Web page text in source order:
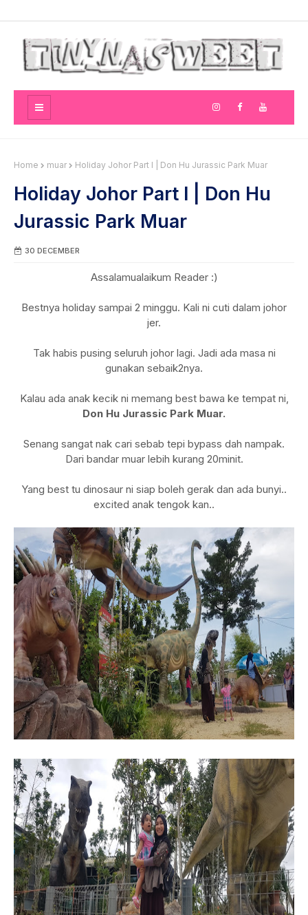
Home muar Holiday Johor Part I | Don Hu Jurassic Park Muar
Holiday Johor Part I | Don Hu
Jurassic Park Muar
30 DECEMBER
Assalamualaikum Reader :)
Bestnya holiday sampai 2 minggu. Kali ni cuti dalam johor
jer.
Tak habis pusing seluruh johor lagi. Jadi ada masa ni
gunakan sebaik2nya.
Kalau ada anak kecik ni memang best bawa ke tempat ni,
Don Hu Jurassic Park Muar.
Senang sangat nak cari sebab tepi bypass dah nampak.
Dari bandar muar lebih kurang 20minit.
Yang best tu dinosaur ni siap boleh gerak dan ada bunyi..
excited anak tengok kan..